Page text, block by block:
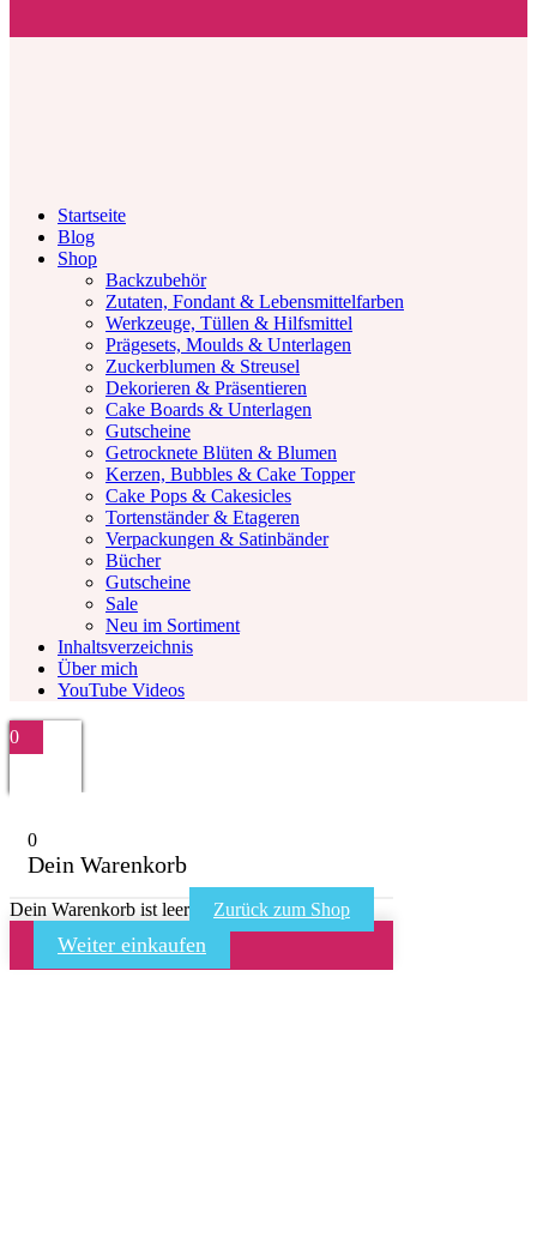
Startseite
Blog
Shop
Backzubehör
Zutaten, Fondant & Lebensmittelfarben
Werkzeuge, Tüllen & Hilfsmittel
Prägesets, Moulds & Unterlagen
Zuckerblumen & Streusel
Dekorieren & Präsentieren
Cake Boards & Unterlagen
Gutscheine
Getrocknete Blüten & Blumen
Kerzen, Bubbles & Cake Topper
Cake Pops & Cakesicles
Tortenständer & Etageren
Verpackungen & Satinbänder
Bücher
Gutscheine
Sale
Neu im Sortiment
Inhaltsverzeichnis
Über mich
YouTube Videos
0
0
Dein Warenkorb
Dein Warenkorb ist leer Zurück zum Shop
Weiter einkaufen